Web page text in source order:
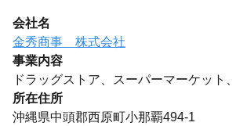
会社名
金秀商事 株式会社
事業内容
ドラッグストア、スーパーマーケット
所在住所
沖縄県中頭郡西原町小那覇494-1